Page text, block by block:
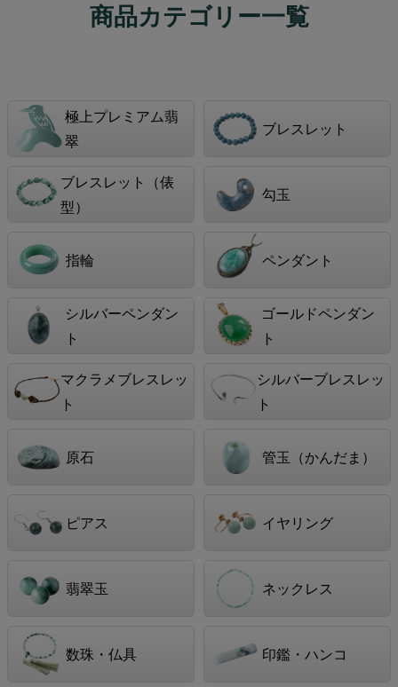
商品カテゴリー一覧
極上プレミアム翡
翠
ブレスレット
ブレスレット（俵
型）
勾玉
指輪 ペンダント
シルバーペンダン
ト
ゴールドペンダン
ト
マクラメブレスレッ
ト
シルバーブレスレッ
ト
原石 管玉（かんだま）
ピアス イヤリング
翡翠玉 ネックレス
数珠・仏具 印鑑・ハンコ